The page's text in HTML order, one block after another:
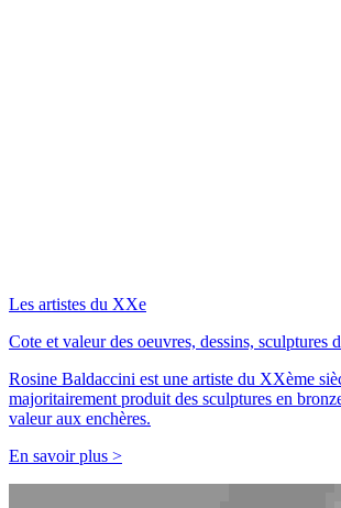
Les artistes du XXe
Cote et valeur des oeuvres, dessins, sculptures
Rosine Baldaccini est une artiste du XXème
majoritairement produit des sculptures en
valeur aux enchères.
En savoir plus >